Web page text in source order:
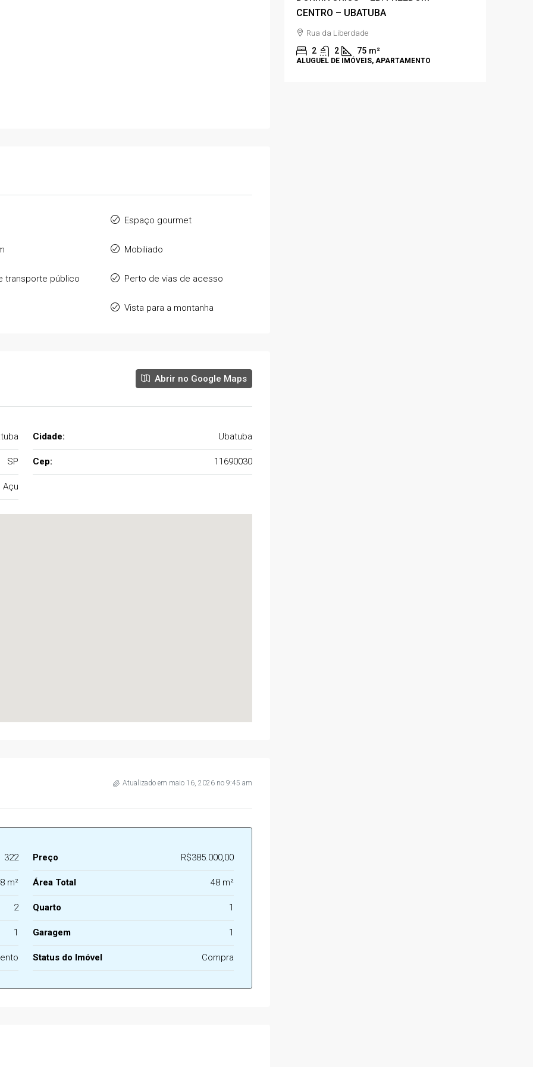
Espaço gourmet
Mobiliado
transporte público Perto de vias de acesso
Vista para a montanha
Abrir no Google Maps
Cidade: Ubatuba
SP Cep: 11690030
Açu
Atualizado em maio 16, 2026 no 9:45 am
322 Preço R$385.000,00
m² Área Total 48 m²
2 Quarto 1
1 Garagem 1
Status do Imóvel Compra
CENTRO – UBATUBA
Rua da Liberdade
2 2 75 m²
ALUGUEL DE IMÓVEIS, APARTAMENTO